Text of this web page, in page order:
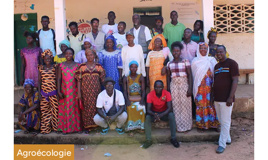
Agroécologie